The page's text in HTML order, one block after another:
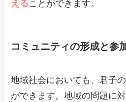
えることができます。
コミュニティの形成と参
地域社会においても、君子
ができます。地域の問題に